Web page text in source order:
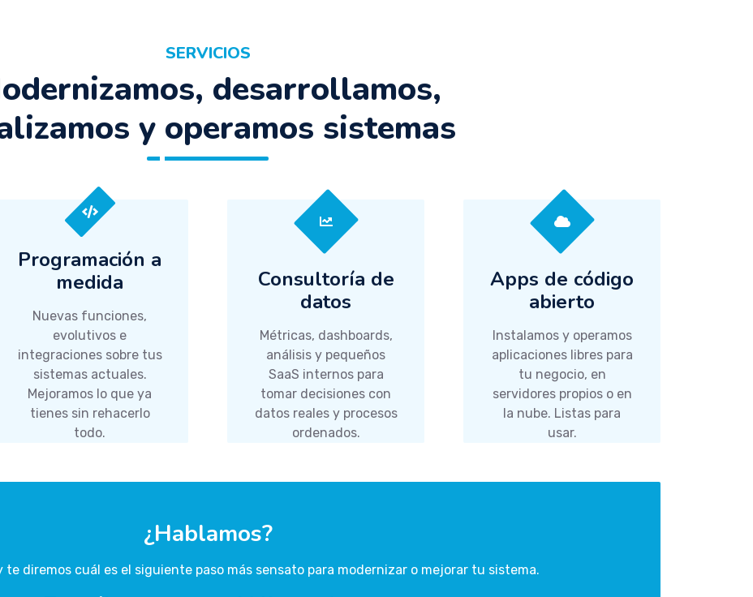
SERVICIOS
desarrollamos,
y operamos sistemas
Programación a
medida
Nuevas funciones,
evolutivos e
integraciones sobre tus
sistemas actuales.
Mejoramos lo que ya
tienes sin rehacerlo
todo.
Consultoría de
datos
Métricas, dashboards,
análisis y pequeños
SaaS internos para
tomar decisiones con
datos reales y procesos
ordenados.
Apps de código
abierto
Instalamos y operamos
aplicaciones libres para
tu negocio, en
servidores propios o en
la nube. Listas para
usar.
¿Hablamos?
te diremos cuál es el siguiente paso más sensato para modernizar o mejorar tu sistema.